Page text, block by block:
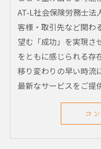
AT-L社会保険労務士法
客様・取引先など関わ
望む「成功」を実現さ
をともに感じられる存
移り変わりの早い時流
最新なサービスをご提
コ